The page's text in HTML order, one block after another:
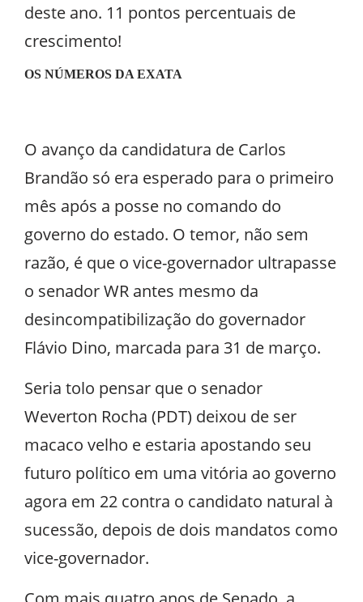
deste ano. 11 pontos percentuais de
crescimento!
OS NÚMEROS DA EXATA
O avanço da candidatura de Carlos
Brandão só era esperado para o primeiro
mês após a posse no comando do
governo do estado. O temor, não sem
razão, é que o vice-governador ultrapasse
o senador WR antes mesmo da
desincompatibilização do governador
Flávio Dino, marcada para 31 de março.
Seria tolo pensar que o senador
Weverton Rocha (PDT) deixou de ser
macaco velho e estaria apostando seu
futuro político em uma vitória ao governo
agora em 22 contra o candidato natural à
sucessão, depois de dois mandatos como
vice-governador.